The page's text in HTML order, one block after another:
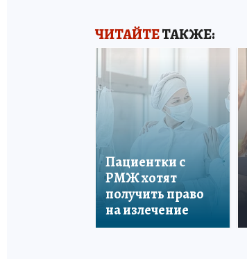
ЧИТАЙТЕТАКЖЕ:
Пациентки с
РМЖ хотят
получить право
на излечение